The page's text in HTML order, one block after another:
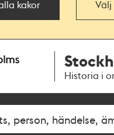
kakor Välj
Historia i